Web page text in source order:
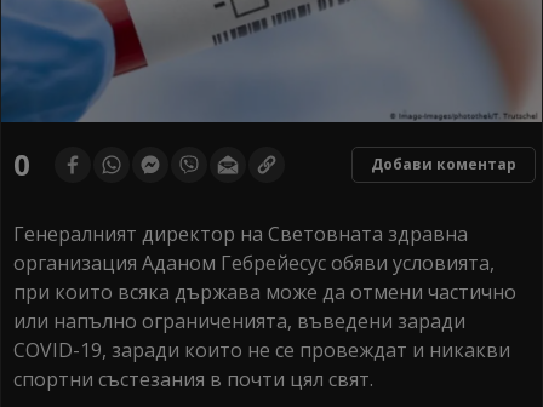
0 Добави коментар
Генералният директор на Световната здравна
организация Аданом Гебрейесус обяви условията,
при които всяка държава може да отмени частично
или напълно ограниченията, въведени заради
COVID-19, заради които не се провеждат и никакви
спортни състезания в почти цял свят.